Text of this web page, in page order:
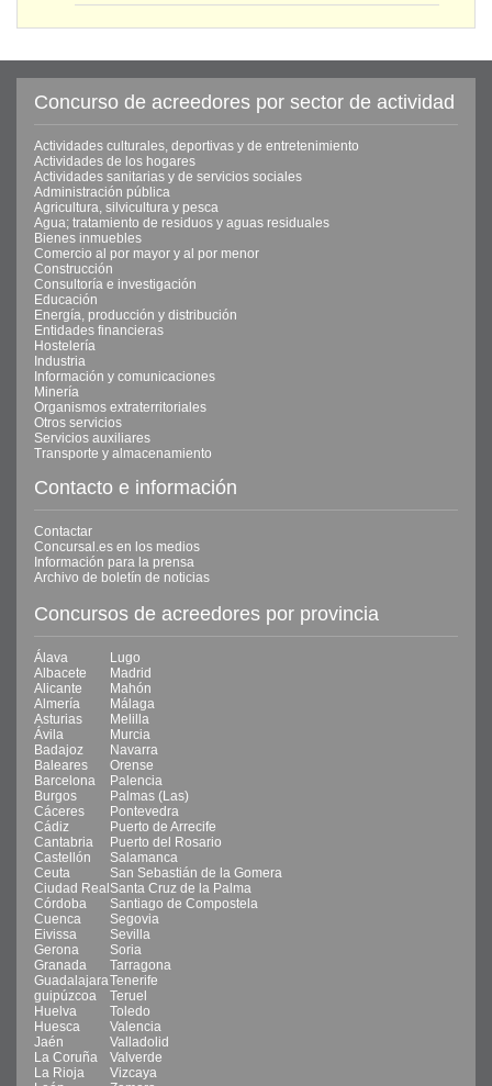
Concurso de acreedores por sector de actividad
Actividades culturales, deportivas y de entretenimiento
Actividades de los hogares
Actividades sanitarias y de servicios sociales
Administración pública
Agricultura, silvicultura y pesca
Agua; tratamiento de residuos y aguas residuales
Bienes inmuebles
Comercio al por mayor y al por menor
Construcción
Consultoría e investigación
Educación
Energía, producción y distribución
Entidades financieras
Hostelería
Industria
Información y comunicaciones
Minería
Organismos extraterritoriales
Otros servicios
Servicios auxiliares
Transporte y almacenamiento
Contacto e información
Contactar
Concursal.es en los medios
Información para la prensa
Archivo de boletín de noticias
Concursos de acreedores por provincia
Álava
Lugo
Albacete
Madrid
Alicante
Mahón
Almería
Málaga
Asturias
Melilla
Ávila
Murcia
Badajoz
Navarra
Baleares
Orense
Barcelona
Palencia
Burgos
Palmas (Las)
Cáceres
Pontevedra
Cádiz
Puerto de Arrecife
Cantabria
Puerto del Rosario
Castellón
Salamanca
Ceuta
San Sebastián de la Gomera
Ciudad Real Santa Cruz de la Palma
Córdoba
Santiago de Compostela
Cuenca
Segovia
Eivissa
Sevilla
Gerona
Soria
Granada
Tarragona
GuadalajaraTenerife
guipúzcoa
Teruel
Huelva
Toledo
Huesca
Valencia
Jaén
Valladolid
La Coruña
Valverde
La Rioja
Vizcaya